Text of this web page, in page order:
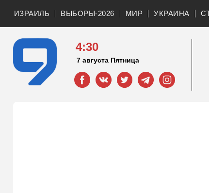
ИЗРАИЛЬ ВЫБОРЫ-2026 МИР УКРАИНА
4:30
7 августа Пятница